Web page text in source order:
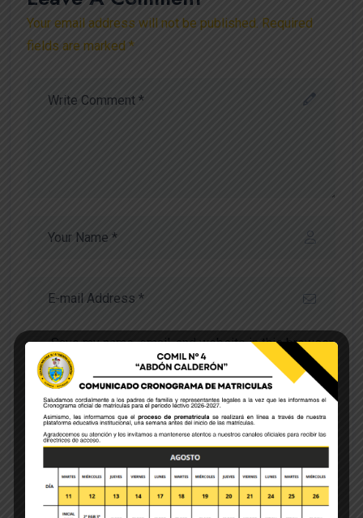
Your email address will not be published. Required
fields are marked *
Save my name, email, and website in this browser
for the next time I comment.
POST COMMENT